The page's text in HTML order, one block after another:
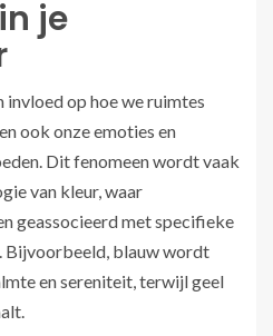
je
invloed op hoe we ruimtes
ook onze emoties en
Dit fenomeen wordt vaak
van kleur, waar
geassocieerd met specifieke
Bijvoorbeeld, blauw wordt
en sereniteit, terwijl geel